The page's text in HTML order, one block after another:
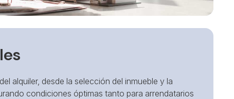
alquiler, desde la selección del inmueble y la
condiciones óptimas tanto para arrendatarios